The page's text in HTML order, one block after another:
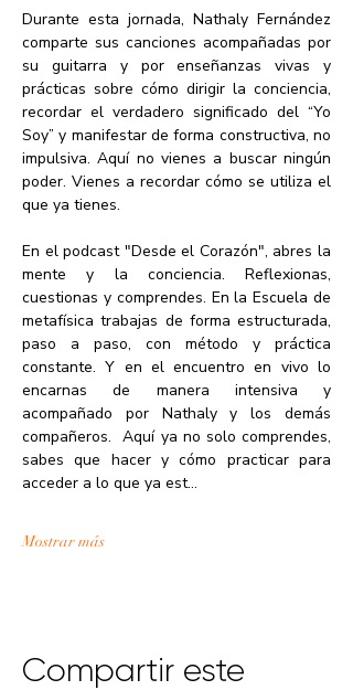
Durante esta jornada, Nathaly Fernández
comparte sus canciones acompañadas por
su guitarra y por enseñanzas vivas y
prácticas sobre cómo dirigir la conciencia,
recordar el verdadero significado del “Yo
Soy” y manifestar de forma constructiva, no
impulsiva. Aquí no vienes a buscar ningún
poder. Vienes a recordar cómo se utiliza el
que ya tienes.
En el podcast "Desde el Corazón", abres la
mente y la conciencia. Reflexionas,
cuestionas y comprendes. En la Escuela de
metafísica trabajas de forma estructurada,
paso a paso, con método y práctica
constante. Y en el encuentro en vivo lo
encarnas de manera intensiva y
acompañado por Nathaly y los demás
compañeros.  Aquí ya no solo comprendes,
sabes que hacer y cómo practicar para
acceder a lo que ya est…
Mostrar más
Compartir este